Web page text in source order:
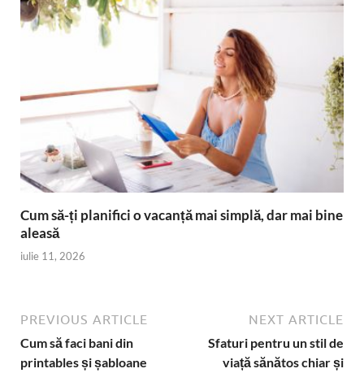
Cum să-ți planifici o vacanță mai simplă, dar mai bine
aleasă
iulie 11, 2026
PREVIOUS ARTICLE
Cum să faci bani din
printables și șabloane
NEXT ARTICLE
Sfaturi pentru un stil de
viață sănătos chiar și